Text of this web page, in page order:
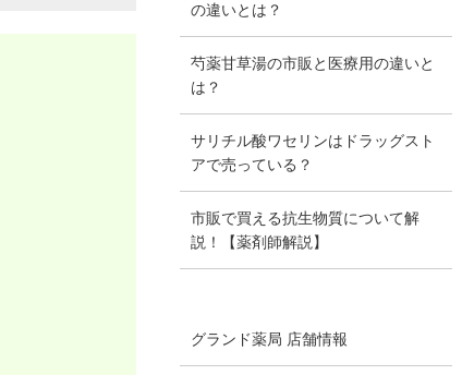
の違いとは？
芍薬甘草湯の市販と医療用の違いと
は？
サリチル酸ワセリンはドラッグスト
アで売っている？
市販で買える抗生物質について解
説！【薬剤師解説】
グランド薬局 店舗情報